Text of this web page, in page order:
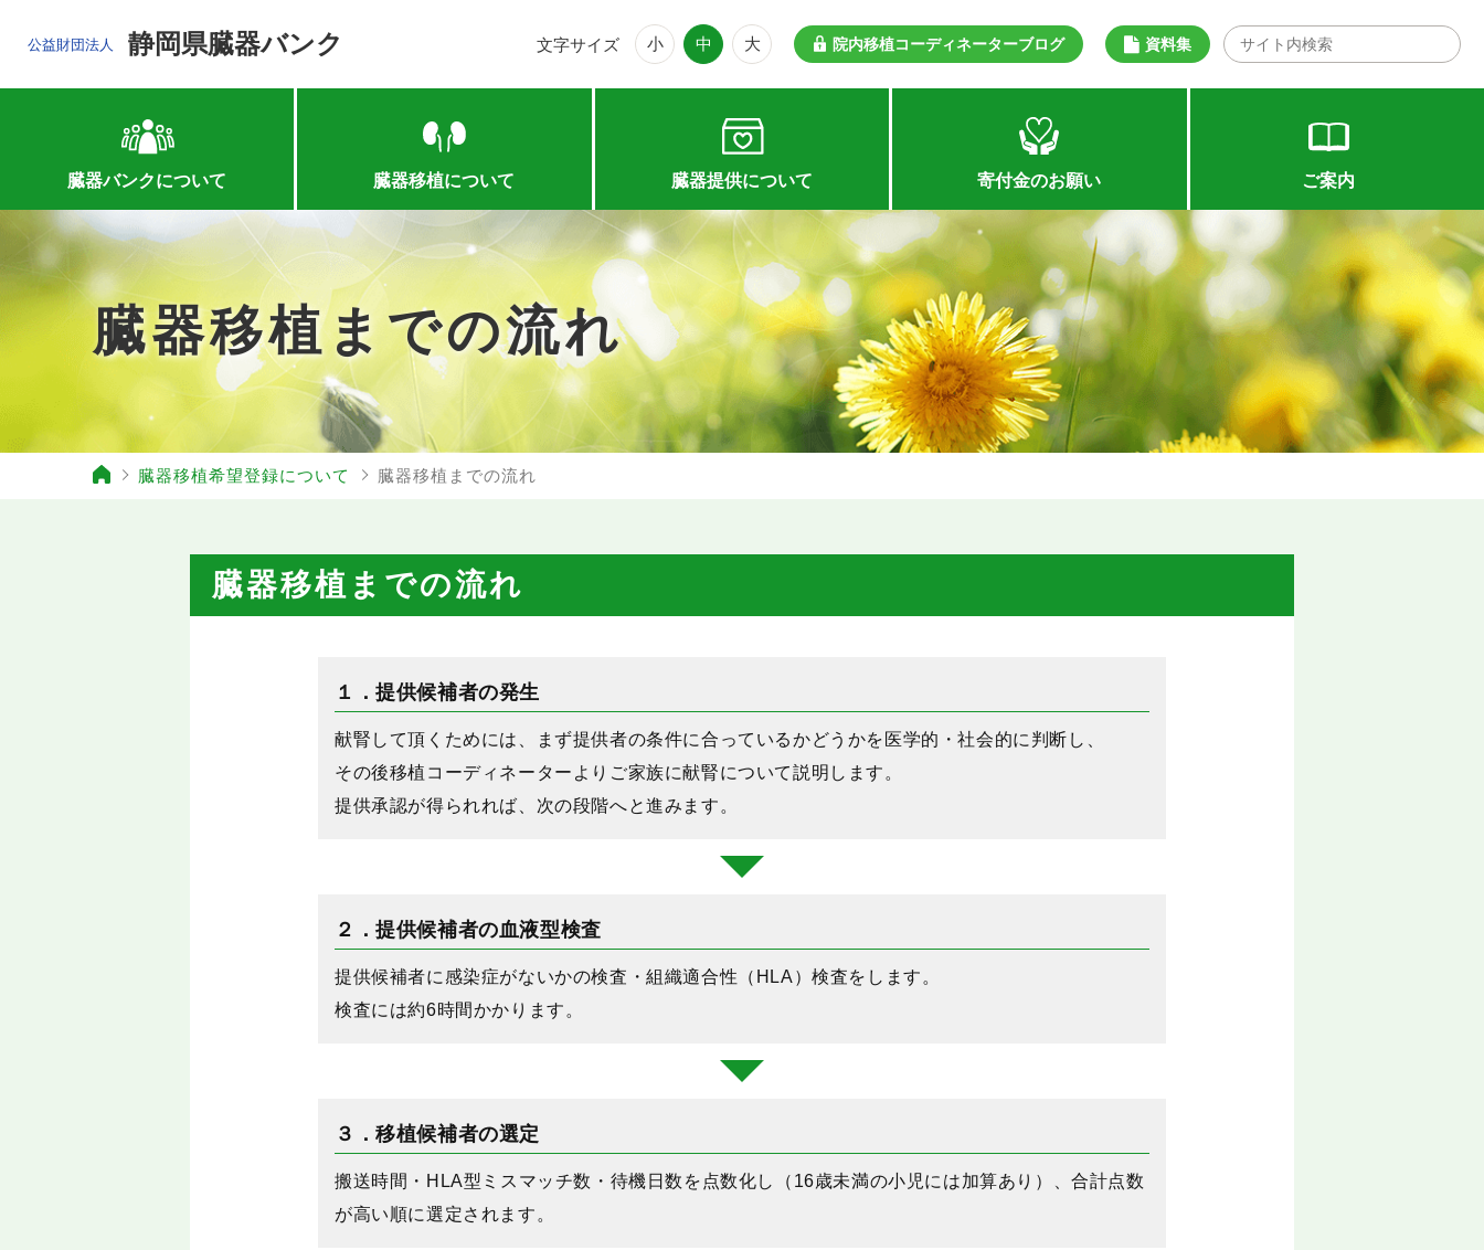
公益財団法人 静岡県臓器バンク 文字サイズ 小 中 大 院内移植コーディネーターブログ 資料集
臓器バンクについて 臓器移植について 臓器提供について 寄付金のお願い ご案内
臓器移植までの流れ
臓器移植希望登録について 臓器移植までの流れ
臓器移植までの流れ
１．提供候補者の発生
献腎して頂くためには、まず提供者の条件に合っているかどうかを医学的・社会的に判断し、
その後移植コーディネーターよりご家族に献腎について説明します。
提供承認が得られれば、次の段階へと進みます。
２．提供候補者の血液型検査
提供候補者に感染症がないかの検査・組織適合性（HLA）検査をします。
検査には約6時間かかります。
３．移植候補者の選定
搬送時間・HLA型ミスマッチ数・待機日数を点数化し（16歳未満の小児には加算あり）、合計点数
が高い順に選定されます。